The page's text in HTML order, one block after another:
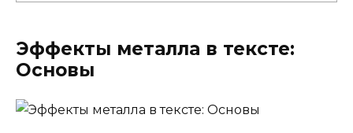
Эффекты металла в тексте:
Основы